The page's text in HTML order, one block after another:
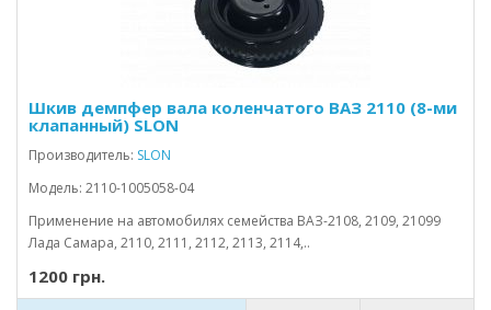
Шкив демпфер вала коленчатого ВАЗ 2110 (8-ми
клапанный) SLON
Производитель: SLON
Модель: 2110-1005058-04
Применение на автомобилях семейства ВАЗ-2108, 2109, 21099
Лада Самара, 2110, 2111, 2112, 2113, 2114,..
1200 грн.